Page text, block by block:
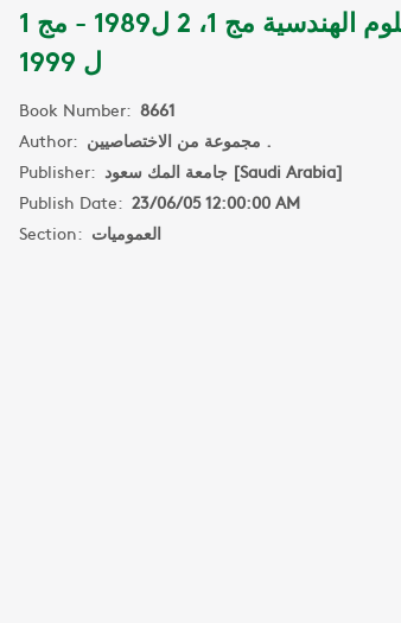
مجلة الملك سعود تعني بقضايا العلوم الهندسية مج 1، 2 ل1989 - مج 1
ل 1999
Book Number: 8661
Author:
مجموعة من الاختصاصيين .
Publisher:
جامعة المك سعود [Saudi Arabia]
Publish Date: 23/06/05 12:00:00 AM
Section: العموميات